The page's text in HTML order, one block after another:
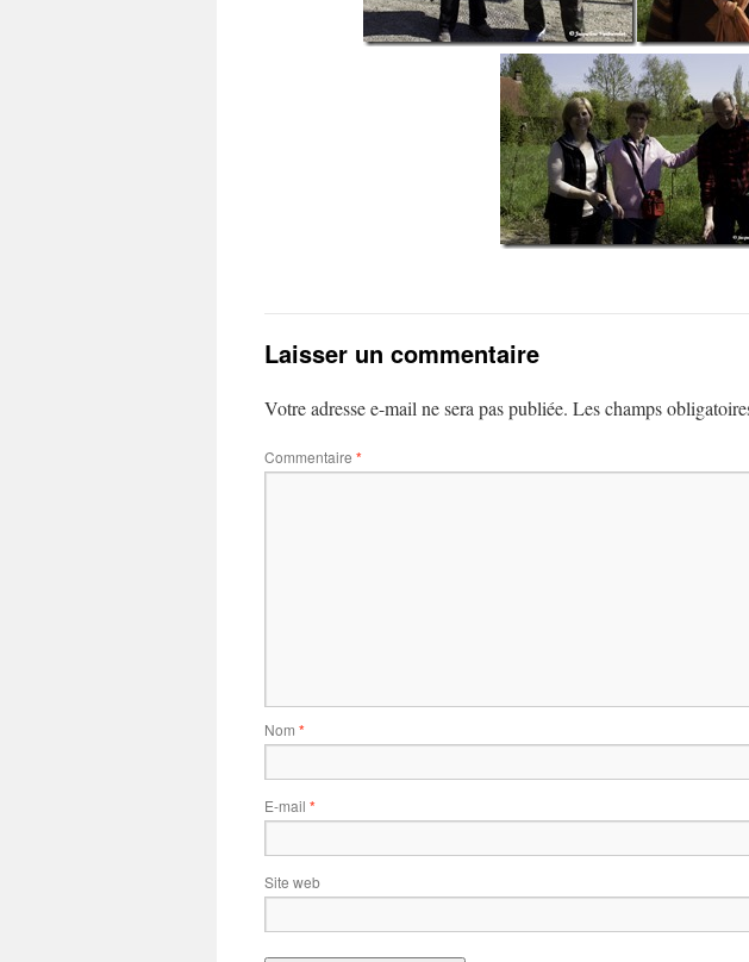
Laisser un commentaire
Votre adresse e-mail ne sera pas publiée. Les champs
Commentaire *
Nom *
E-mail *
Site web